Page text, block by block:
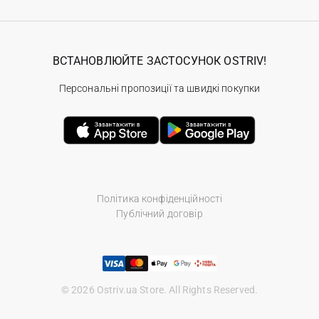
Політика конфіденційності
Публічний договір
© 2026 Ostriv.ua Store. All Rights Reserved.
ВСТАНОВЛЮЙТЕ ЗАСТОСУНОК OSTRIV!
Персональні пропозиції та швидкі покупки